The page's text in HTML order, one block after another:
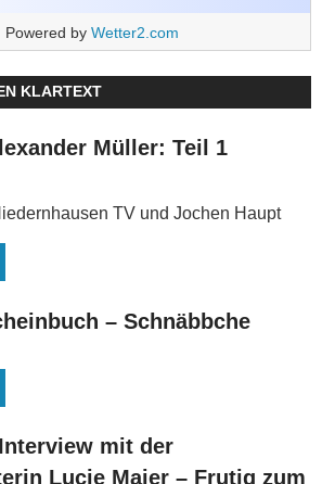
Powered by Wetter2.com
KLARTEXT
Müller: Teil 1
TV und Jochen Haupt
– Schnäbbche
mit der
Lucie Maier – Frutig zum